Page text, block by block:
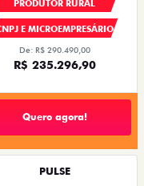
PRODUTOR RURAL
E MICROEMPRESÁRIO
De: R$ 290.490,00
R$ 235.296,90
Quero agora!
PULSE